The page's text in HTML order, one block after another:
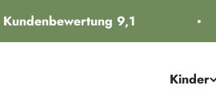
Kundenbewertung 9,1
Kinder